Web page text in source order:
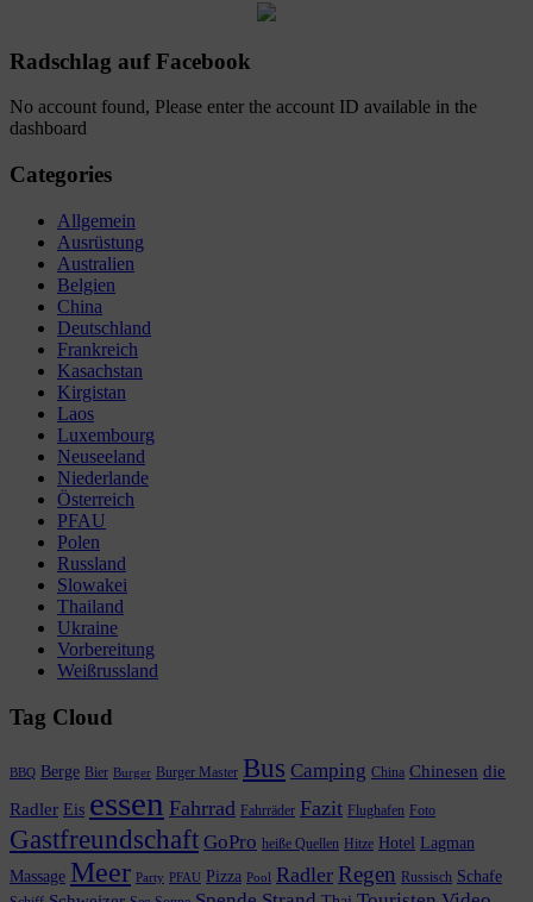
Radschlag auf Facebook
No account found, Please enter the account ID available in the
dashboard
Categories
Allgemein
Ausrüstung
Australien
Belgien
China
Deutschland
Frankreich
Kasachstan
Kirgistan
Laos
Luxembourg
Neuseeland
Niederlande
Österreich
PFAU
Polen
Russland
Slowakei
Thailand
Ukraine
Vorbereitung
Weißrussland
Tag Cloud
BBQ Berge Bier Burger Burger Master Bus Camping China Chinesen die
Radler Eis essen Fahrrad Fahrräder Fazit Flughafen Foto
Gastfreundschaft GoPro heiße Quellen Hitze Hotel
Lagman
Massage Meer Party PFAU Pizza Pool Radler Regen Russisch Schafe